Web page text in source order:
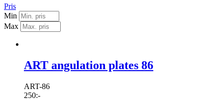
Pris
Min
Max
ART angulation plates 86
ART-86
250:-